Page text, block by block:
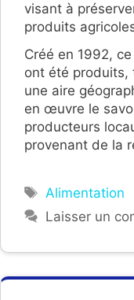
visant à
produits
Créé en 1992,
ont été produits,
une aire
en œuvre le
producteurs
provenant de la
Étiquettes
Alimentation
Laisser un